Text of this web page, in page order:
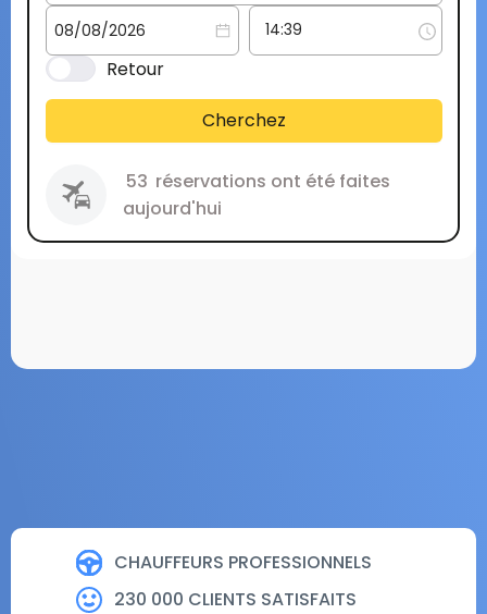
CHAUFFEURS PROFESSIONNELS
230 000 CLIENTS SATISFAITS
Retour
Cherchez
53 réservations ont été faites
aujourd'hui